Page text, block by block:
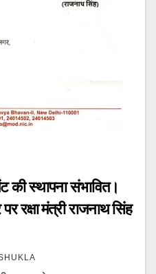
की स्थापना संभावित।
रक्षा मंत्री राजनाथ सिंह